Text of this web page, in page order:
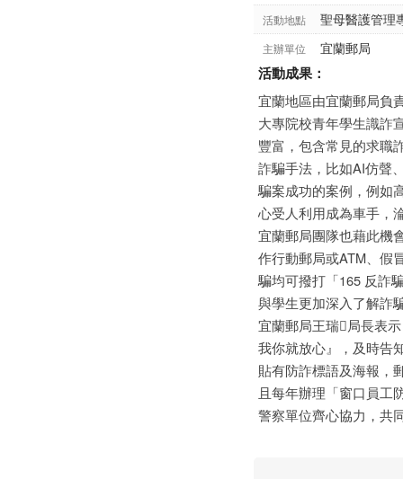
活動地點 聖母醫護管理
主辦單位 宜蘭郵局
活動成果：
宜蘭地區由宜蘭郵局負
大專院校青年學生識詐
豐富，包含常見的求職
詐騙手法，比如AI仿聲
騙案成功的案例，例如
心受人利用成為車手，
宜蘭郵局團隊也藉此機
作行動郵局或ATM、假
騙均可撥打「165 反詐
與學生更加深入了解詐
宜蘭郵局王瑞𩇤局長表
我你就放心』，及時告
貼有防詐標語及海報，
且每年辦理「窗口員工
警察單位齊心協力，共